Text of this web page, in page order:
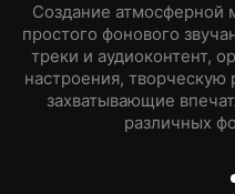
Создание атмосферной
простого фонового
треки и аудиоконтент,
настроения, творческую
захватывающие
различных